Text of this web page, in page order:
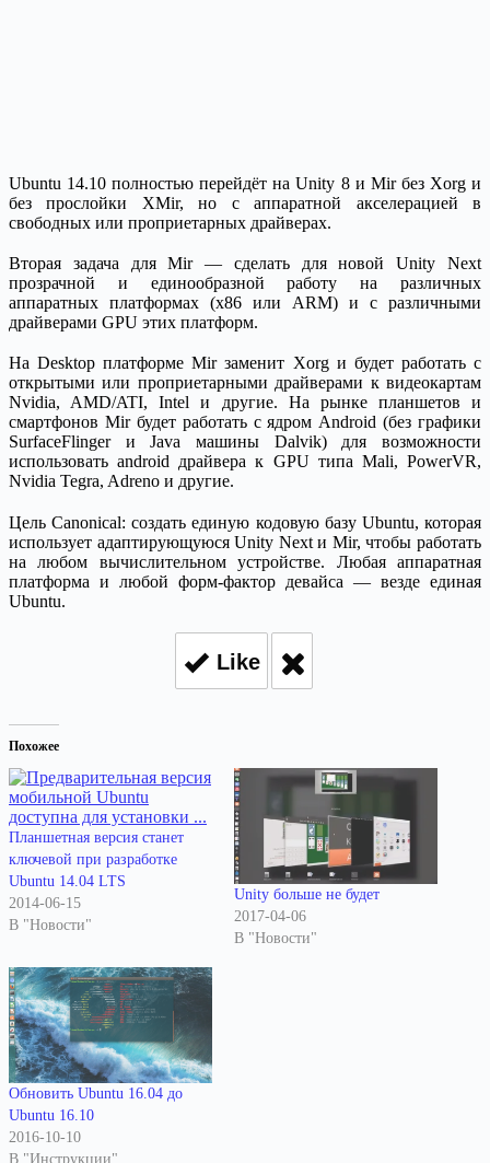
Ubuntu 14.10 полностью перейдёт на Unity 8 и Mir без Xorg и
без прослойки XMir, но с аппаратной акселерацией в
свободных или проприетарных драйверах.
Вторая задача для Mir — сделать для новой Unity Next
прозрачной и единообразной работу на различных
аппаратных платформах (x86 или ARM) и с различными
драйверами GPU этих платформ.
На Desktop платформе Mir заменит Xorg и будет работать с
открытыми или проприетарными драйверами к видеокартам
Nvidia, AMD/ATI, Intel и другие. На рынке планшетов и
смартфонов Mir будет работать с ядром Android (без графики
SurfaceFlinger и Java машины Dalvik) для возможности
использовать android драйвера к GPU типа Mali, PowerVR,
Nvidia Tegra, Adreno и другие.
Цель Canonical: создать единую кодовую базу Ubuntu, которая
использует адаптирующуюся Unity Next и Mir, чтобы работать
на любом вычислительном устройстве. Любая аппаратная
платформа и любой форм-фактор девайса — везде единая
Ubuntu.
Like
Похожее
Планшетная версия станет
ключевой при разработке
Ubuntu 14.04 LTS
2014-06-15
В "Новости"
Unity больше не будет
2017-04-06
В "Новости"
Обновить Ubuntu 16.04 до
Ubuntu 16.10
2016-10-10
В "Инструкции"